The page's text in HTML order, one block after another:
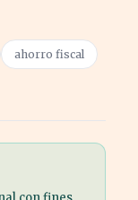
ahorro fiscal